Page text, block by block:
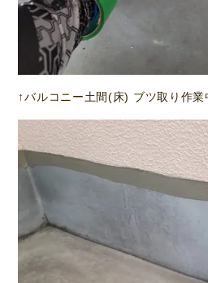
↑バルコニー土間(床) ブツ取り作業